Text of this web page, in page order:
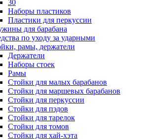
30
Наборы пластиков
Пластики для перкуссии
для барабана
по уходу за ударными
рамы, держатели
Держатели
Наборы стоек
Рамы
Стойки для малых барабанов
Стойки для маршевых барабанов
Стойки для перкуссии
Стойки для пэдов
Стойки для тарелок
Стойки для томов
Стойки для хай-хэта